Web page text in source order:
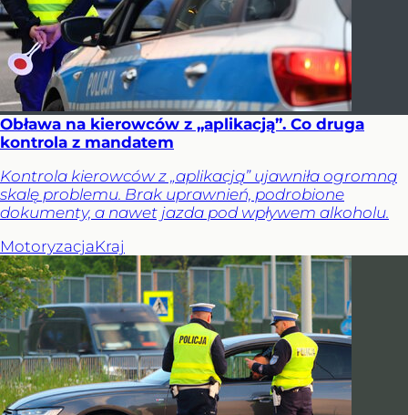
Obława na kierowców z „aplikacją”. Co druga
kontrola z mandatem
Kontrola kierowców z „aplikacją” ujawniła ogromną
skalę problemu. Brak uprawnień, podrobione
dokumenty, a nawet jazda pod wpływem alkoholu.
MotoryzacjaKraj